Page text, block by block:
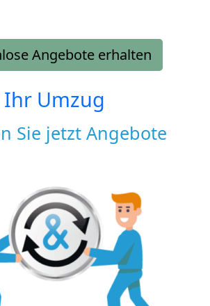
Angebote erhalten
Ihr Umzug
Sie jetzt Angebote